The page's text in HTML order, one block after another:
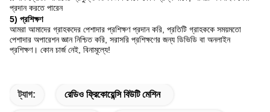
প্রদান করতে পারেন
5) প্রশিক্ষণ
আমরা আমাদের গ্রাহকদের পেশাদার প্রশিক্ষণ প্রদান করি, প্রতিটি গ্রাহককে সময়মতো
পেশাদার অপারেশন জ্ঞান নিশ্চিত করি, সরাসরি প্রশিক্ষণের জন্য ডিভিডি বা অনলাইন
প্রশিক্ষণ। কোন চার্জ নেই, বিনামূল্যে!
ট্যাগ: রেডিও ফ্রিকোয়েন্সি বিউটি মেশিন